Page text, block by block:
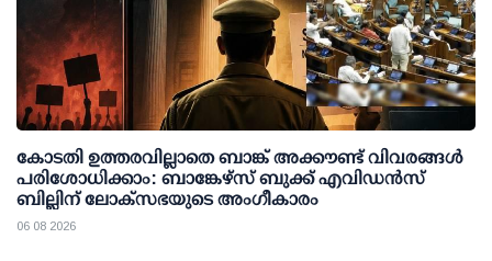
കോടതി ഉത്തരവില്ലാതെ ബാങ്ക് അക്കൗണ്ട് വിവരങ്ങള്‍
പരിശോധിക്കാം: ബാങ്കേഴ്സ് ബുക്ക് എവിഡന്‍സ്
ബില്ലിന് ലോക്സഭയുടെ അംഗീകാരം
06 08 2026